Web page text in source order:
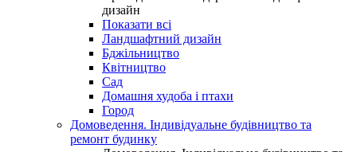
дизайн
Показати всі
Ландшафтний дизайн
Бджільництво
Квітництво
Сад
Домашня худоба і птахи
Город
Домоведення. Індивідуальне будівництво та
ремонт будинку